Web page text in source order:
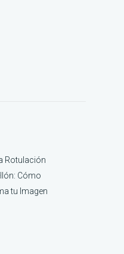
Rotulación
Cómo
tu Imagen